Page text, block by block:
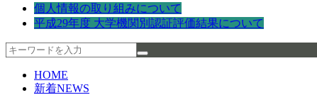
個人情報の取り組みについて
平成29年度 大学機関別認証評価結果について
HOME
新着NEWS